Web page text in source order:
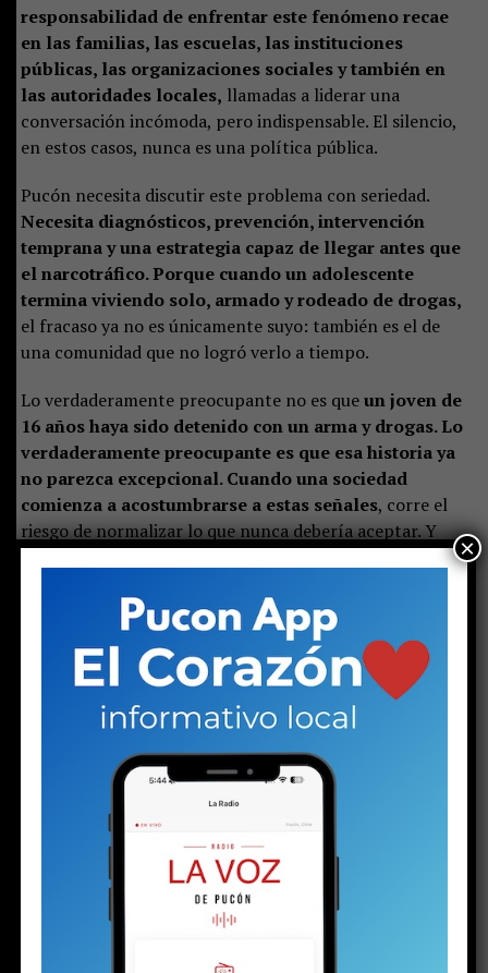
responsabilidad de enfrentar este fenómeno recae
en las familias, las escuelas, las instituciones
públicas, las organizaciones sociales y también en
las autoridades locales, llamadas a liderar una
conversación incómoda, pero indispensable. El silencio,
en estos casos, nunca es una política pública.
Pucón necesita discutir este problema con seriedad.
Necesita diagnósticos, prevención, intervención
temprana y una estrategia capaz de llegar antes que
el narcotráfico. Porque cuando un adolescente
termina viviendo solo, armado y rodeado de drogas,
el fracaso ya no es únicamente suyo: también es el de
una comunidad que no logró verlo a tiempo.
Lo verdaderamente preocupante no es queun joven de
16 años haya sido detenido con un arma y drogas. Lo
verdaderamente preocupante es que esa historia ya
no parezca excepcional. Cuando una sociedad
comienza a acostumbrarse a estas señales, corre el
riesgo de normalizar lo que nunca debería aceptar. Y
entonces callar deja de ser indiferencia para convertirse
Hazte miembro de nuestro canal de Whatsapp y
recibe las noticias primero)
Share this:
VIOLENCIA
×